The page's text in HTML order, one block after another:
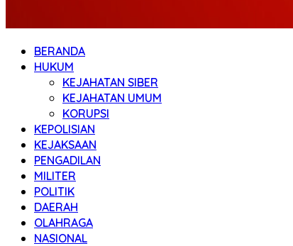
BERANDA
HUKUM
KEJAHATAN SIBER
KEJAHATAN UMUM
KORUPSI
KEPOLISIAN
KEJAKSAAN
PENGADILAN
MILITER
POLITIK
DAERAH
OLAHRAGA
NASIONAL